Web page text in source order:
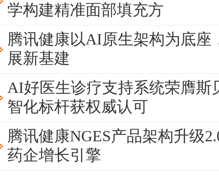
学构建精准面部填充方
腾讯健康以AI原生架构为底座
展新基建
AI好医生诊疗支持系统荣膺斯
智化标杆获权威认可
腾讯健康NGES产品架构升级
药企增长引擎